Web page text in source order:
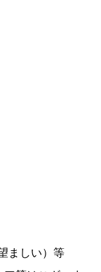
ましい）等